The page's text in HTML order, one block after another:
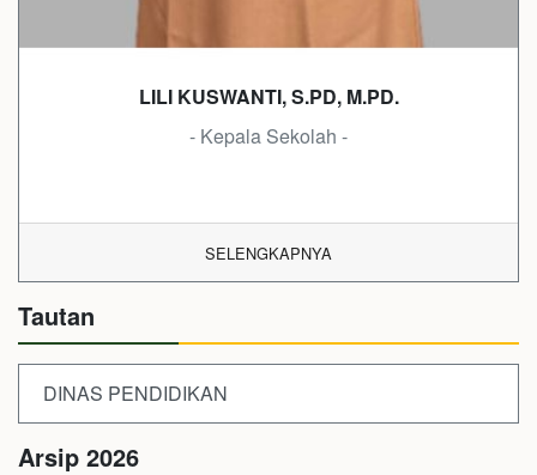
LILI KUSWANTI, S.PD, M.PD.
- Kepala Sekolah -
SELENGKAPNYA
Tautan
DINAS PENDIDIKAN
Arsip 2026